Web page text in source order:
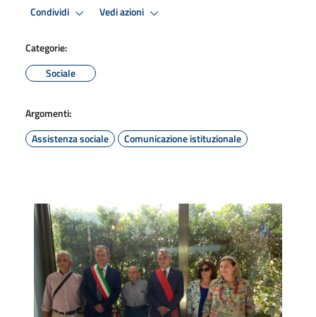
Condividi Vedi azioni
Categorie:
Sociale
Argomenti:
Assistenza sociale
Comunicazione istituzionale